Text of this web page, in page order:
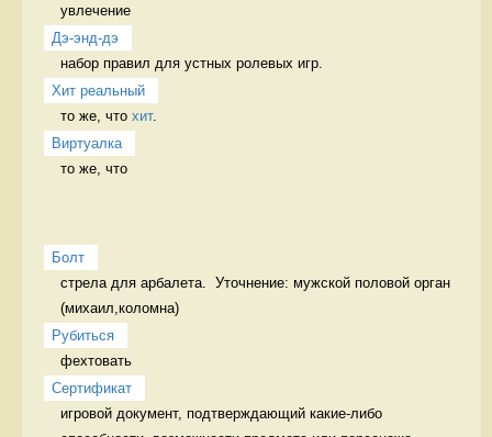
увлечение
Дэ-энд-дэ
набор правил для устных ролевых игр.
Хит реальный
то же, что хит.
Виртуалка
то же, что
Болт
стрела для арбалета.  Уточнение: мужской половой орган
(михаил,коломна)
Рубиться
фехтовать
Сертификат
игровой документ, подтверждающий какие-либо